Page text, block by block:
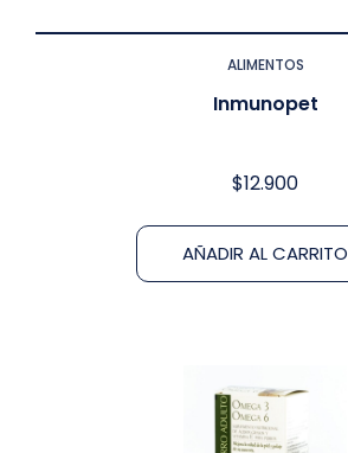
ALIMENTOS
Inmunopet
$12.900
AÑADIR AL CARRITO